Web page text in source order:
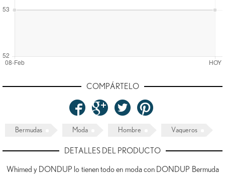
COMPÁRTELO
Bermudas Moda Hombre Vaqueros
DETALLES DEL PRODUCTO
Whimed y DONDUP lo tienen todo en moda con DONDUP Bermuda